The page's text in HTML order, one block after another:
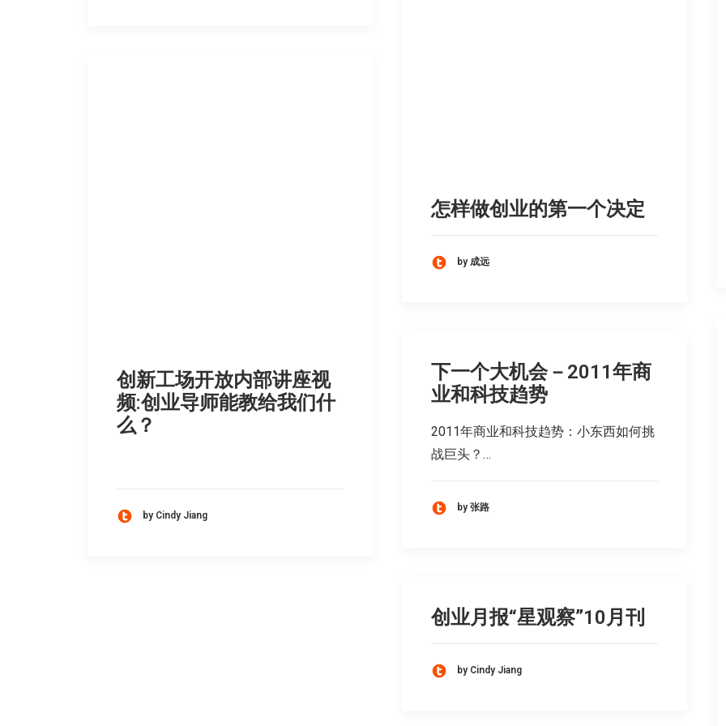
怎样做创业的第一个决定
by 成远
创新工场开放内部讲座视
频:创业导师能教给我们什
么？
by Cindy Jiang
下一个大机会－2011年商
业和科技趋势
2011年商业和科技趋势：小东西如何挑
战巨头？…
by 张路
创业月报“星观察”10月刊
by Cindy Jiang